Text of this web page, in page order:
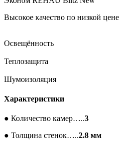
Высокое качество по низкой цене
Освещённость
Теплозащита
Шумоизоляция
Характеристики
● Количество камер…..3
● Толщина стенок…..2.8 мм